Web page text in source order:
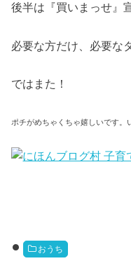
後半は『買いまっせ』
必要な方だけ、必要な
ではまた！
ポチがめちゃくちゃ嬉しいです。
おうち